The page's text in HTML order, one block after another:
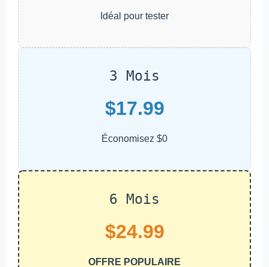
Idéal pour tester
3 Mois
$17.99
Économisez $0
6 Mois
$24.99
OFFRE POPULAIRE